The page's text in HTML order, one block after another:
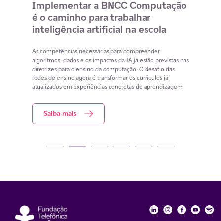
Implementar a BNCC Computação
é o caminho para trabalhar
inteligência artificial na escola
As competências necessárias para compreender
algoritmos, dados e os impactos da IA já estão previstas nas
diretrizes para o ensino da computação. O desafio das
redes de ensino agora é transformar os currículos já
atualizados em experiências concretas de aprendizagem
Saiba mais
Fundação
Fundação